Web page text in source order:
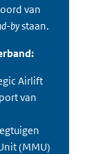
van
bystaan.
Airlift
van
(MMU)